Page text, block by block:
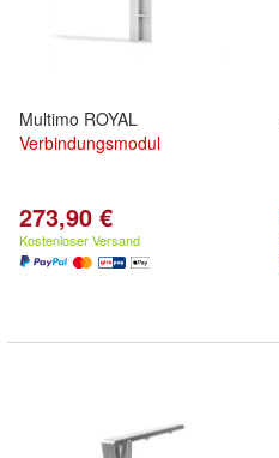
Multimo ROYAL
Verbindungsmodul
273,90 €
Kostenloser Versand